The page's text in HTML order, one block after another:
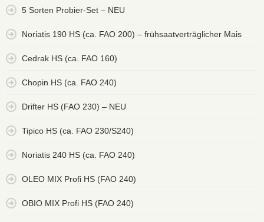
5 Sorten Probier-Set – NEU
Noriatis 190 HS (ca. FAO 200) – frühsaatverträglicher Mais
Cedrak HS (ca. FAO 160)
Chopin HS (ca. FAO 240)
Drifter HS (FAO 230) – NEU
Tipico HS (ca. FAO 230/S240)
Noriatis 240 HS (ca. FAO 240)
OLEO MIX Profi HS (FAO 240)
OBIO MIX Profi HS (FAO 240)